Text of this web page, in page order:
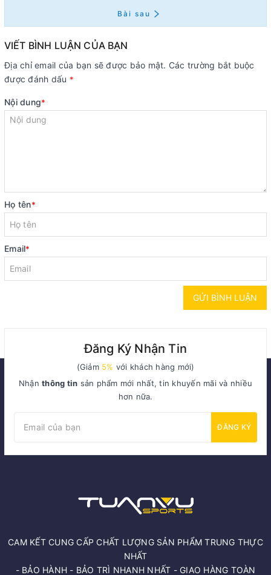
Bài sau
VIẾT BÌNH LUẬN CỦA BẠN
Địa chỉ email của bạn sẽ được bảo mật. Các trường bắt buộc
được đánh dấu *
Nội dung*
Họ tên*
Email*
GỬI BÌNH LUẬN
Đăng Ký Nhận Tin
(Giảm 5% với khách hàng mới)
Nhậnthông tin sản phẩm mới nhất, tin khuyến mãi và nhiều
hơn nữa.
ĐĂNG KÝ
CAM KẾT CUNG CẤP CHẤT LƯỢNG SẢN PHẨM TRUNG THỰC
NHẤT
- BẢO HÀNH - BẢO TRÌ NHANH NHẤT - GIAO HÀNG TOÀN